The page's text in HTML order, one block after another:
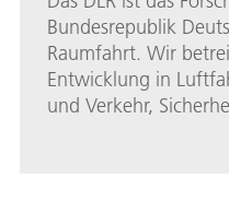
Bundesrepublik
Raumfahrt. Wir
Entwicklung in
und Verkehr,